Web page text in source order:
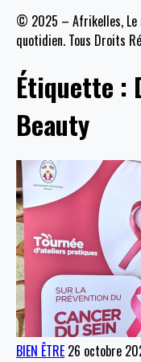
© 2025 – Afrikelles, Le
quotidien. Tous Droits
Étiquette :
Beauty
BIEN ÊTRE 26 octobre